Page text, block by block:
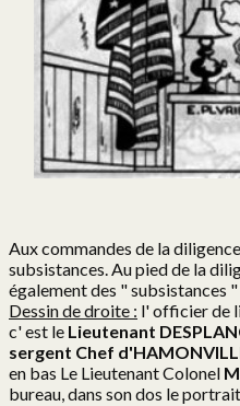
Aux commandes de la
subsistances. Au pied de la
également des " subsistances "
Dessin de droite : l' officier de
c' est le Lieutenant
sergent Chef
en bas Le Lieutenant Colonel
bureau, dans son dos le